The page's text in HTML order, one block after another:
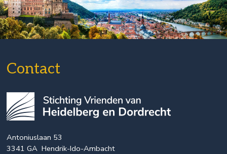
Contact
Antoniuslaan 53
3341 GA Hendrik-Ido-Ambacht